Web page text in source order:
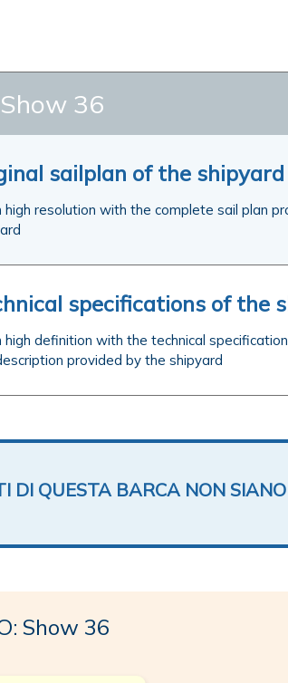
36
sailplan of the shipyard
high resolution with the complete sail plan
specifications of the
high definition with the technical
provided by the shipyard
DI QUESTA BARCA NON
Show 36